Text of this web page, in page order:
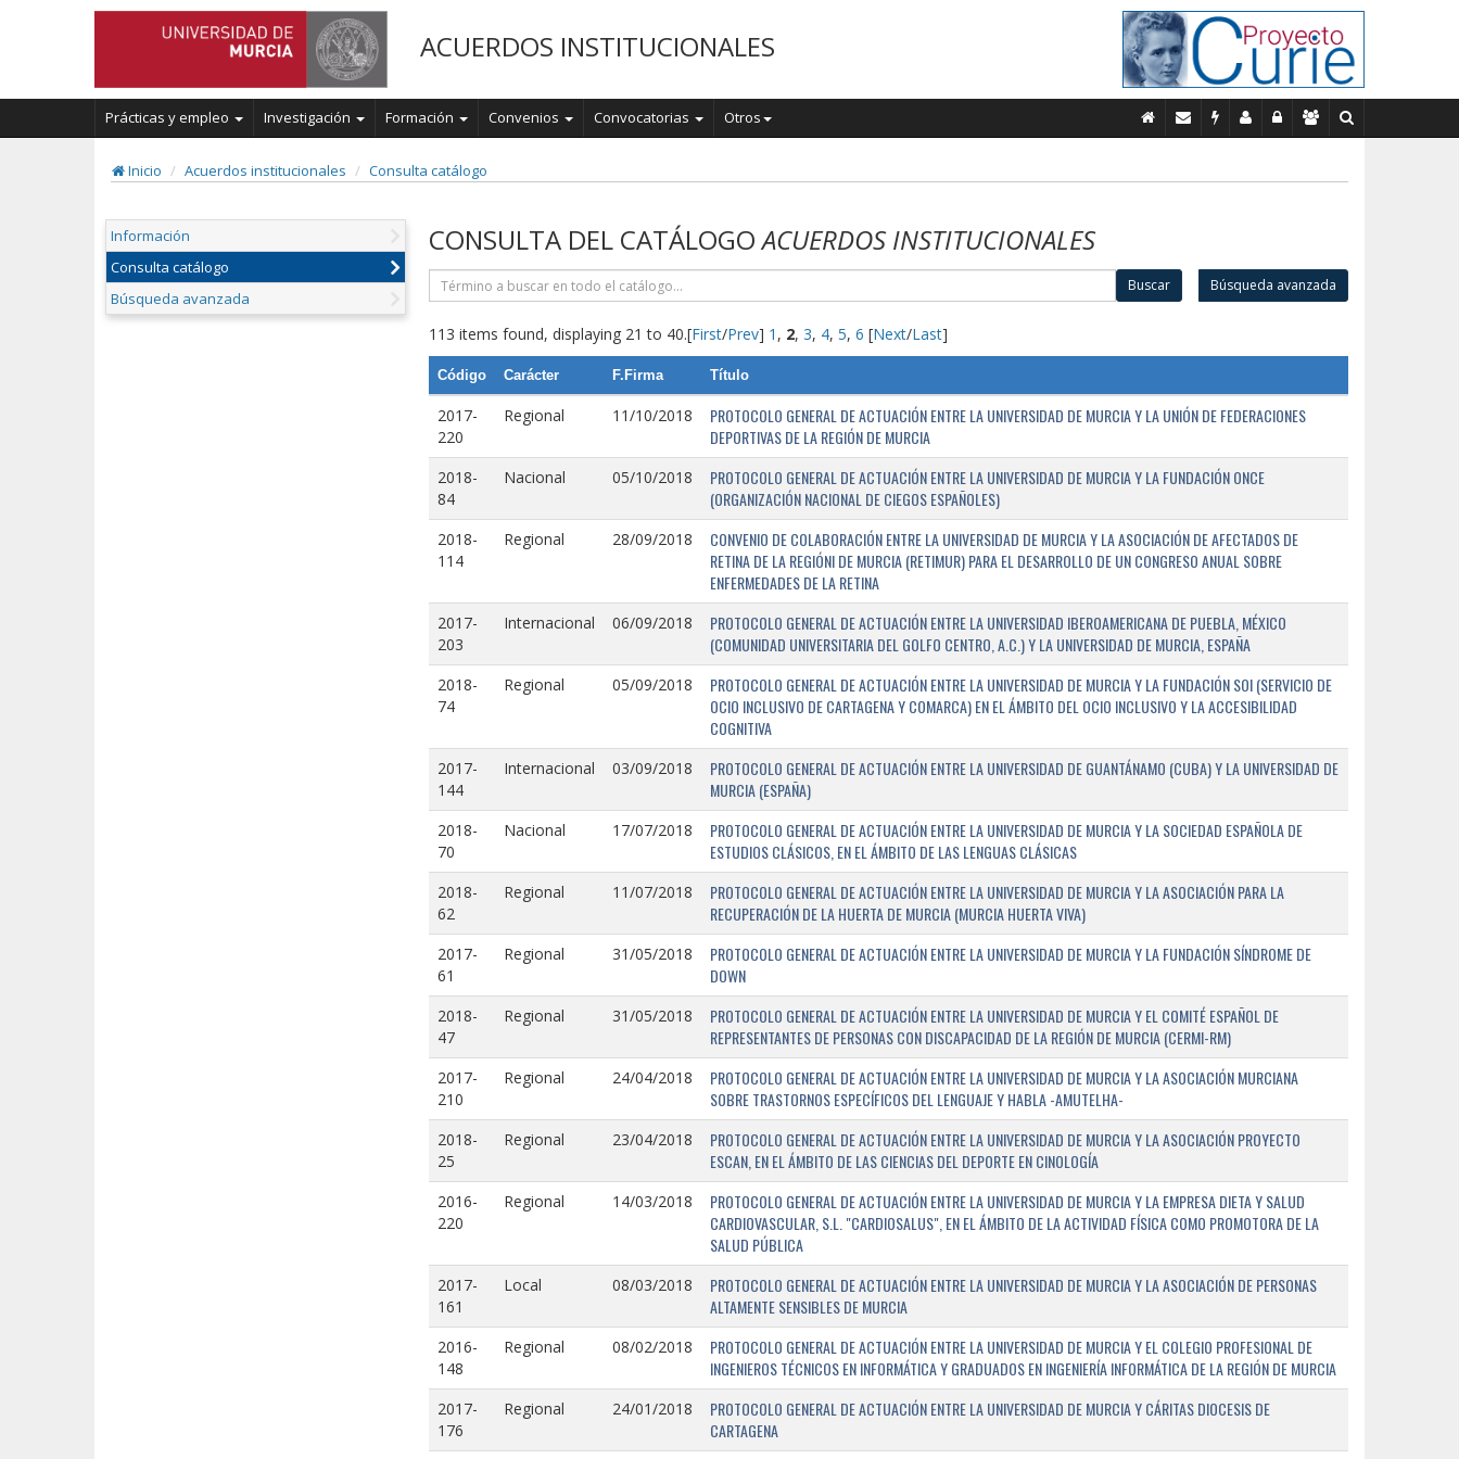
ACUERDOS INSTITUCIONALES
Prácticas y empleo Investigación Formación Convenios Convocatorias Otros
Inicio Acuerdos institucionales Consulta catálogo
Información
Consulta catálogo
Búsqueda avanzada
CONSULTA DEL CATÁLOGOACUERDOS INSTITUCIONALES
Buscar Búsqueda avanzada
113 items found, displaying 21 to 40.[First/Prev] 1 , 2, 3, 4, 5, 6 [Next/Last]
Código Carácter F.Firma Título
2017-
220
Regional 11/10/2018
PROTOCOLO GENERAL DE ACTUACIÓN ENTRE LA UNIVERSIDAD DE MURCIA Y LA UNIÓN DE FEDERACIONES
DEPORTIVAS DE LA REGIÓN DE MURCIA
2018-
84
Nacional 05/10/2018
PROTOCOLO GENERAL DE ACTUACIÓN ENTRE LA UNIVERSIDAD DE MURCIA Y LA FUNDACIÓN ONCE
(ORGANIZACIÓN NACIONAL DE CIEGOS ESPAÑOLES)
2018-
114
Regional 28/09/2018
CONVENIO DE COLABORACIÓN ENTRE LA UNIVERSIDAD DE MURCIA Y LA ASOCIACIÓN DE AFECTADOS DE
RETINA DE LA REGIÓNI DE MURCIA (RETIMUR) PARA EL DESARROLLO DE UN CONGRESO ANUAL SOBRE
ENFERMEDADES DE LA RETINA
2017-
203
Internacional 06/09/2018
PROTOCOLO GENERAL DE ACTUACIÓN ENTRE LA UNIVERSIDAD IBEROAMERICANA DE PUEBLA, MÉXICO
(COMUNIDAD UNIVERSITARIA DEL GOLFO CENTRO, A.C.) Y LA UNIVERSIDAD DE MURCIA, ESPAÑA
2018-
74
Regional 05/09/2018
PROTOCOLO GENERAL DE ACTUACIÓN ENTRE LA UNIVERSIDAD DE MURCIA Y LA FUNDACIÓN SOI (SERVICIO DE
OCIO INCLUSIVO DE CARTAGENA Y COMARCA) EN EL ÁMBITO DEL OCIO INCLUSIVO Y LA ACCESIBILIDAD
COGNITIVA
2017-
144
Internacional 03/09/2018
PROTOCOLO GENERAL DE ACTUACIÓN ENTRE LA UNIVERSIDAD DE GUANTÁNAMO (CUBA) Y LA UNIVERSIDAD DE
MURCIA (ESPAÑA)
2018-
70
Nacional 17/07/2018
PROTOCOLO GENERAL DE ACTUACIÓN ENTRE LA UNIVERSIDAD DE MURCIA Y LA SOCIEDAD ESPAÑOLA DE
ESTUDIOS CLÁSICOS, EN EL ÁMBITO DE LAS LENGUAS CLÁSICAS
2018-
62
Regional 11/07/2018
PROTOCOLO GENERAL DE ACTUACIÓN ENTRE LA UNIVERSIDAD DE MURCIA Y LA ASOCIACIÓN PARA LA
RECUPERACIÓN DE LA HUERTA DE MURCIA (MURCIA HUERTA VIVA)
2017-
61
Regional 31/05/2018
PROTOCOLO GENERAL DE ACTUACIÓN ENTRE LA UNIVERSIDAD DE MURCIA Y LA FUNDACIÓN SÍNDROME DE
DOWN
2018-
47
Regional 31/05/2018
PROTOCOLO GENERAL DE ACTUACIÓN ENTRE LA UNIVERSIDAD DE MURCIA Y EL COMITÉ ESPAÑOL DE
REPRESENTANTES DE PERSONAS CON DISCAPACIDAD DE LA REGIÓN DE MURCIA (CERMI-RM)
2017-
210
Regional 24/04/2018
PROTOCOLO GENERAL DE ACTUACIÓN ENTRE LA UNIVERSIDAD DE MURCIA Y LA ASOCIACIÓN MURCIANA
SOBRE TRASTORNOS ESPECÍFICOS DEL LENGUAJE Y HABLA -AMUTELHA-
2018-
25
Regional 23/04/2018
PROTOCOLO GENERAL DE ACTUACIÓN ENTRE LA UNIVERSIDAD DE MURCIA Y LA ASOCIACIÓN PROYECTO
ESCAN, EN EL ÁMBITO DE LAS CIENCIAS DEL DEPORTE EN CINOLOGÍA
2016-
220
Regional 14/03/2018
PROTOCOLO GENERAL DE ACTUACIÓN ENTRE LA UNIVERSIDAD DE MURCIA Y LA EMPRESA DIETA Y SALUD
CARDIOVASCULAR, S.L. "CARDIOSALUS", EN EL ÁMBITO DE LA ACTIVIDAD FÍSICA COMO PROMOTORA DE LA
SALUD PÚBLICA
2017-
161
Local 08/03/2018
PROTOCOLO GENERAL DE ACTUACIÓN ENTRE LA UNIVERSIDAD DE MURCIA Y LA ASOCIACIÓN DE PERSONAS
ALTAMENTE SENSIBLES DE MURCIA
2016-
148
Regional 08/02/2018
PROTOCOLO GENERAL DE ACTUACIÓN ENTRE LA UNIVERSIDAD DE MURCIA Y EL COLEGIO PROFESIONAL DE
INGENIEROS TÉCNICOS EN INFORMÁTICA Y GRADUADOS EN INGENIERÍA INFORMÁTICA DE LA REGIÓN DE MURCIA
2017-
176
Regional 24/01/2018
PROTOCOLO GENERAL DE ACTUACIÓN ENTRE LA UNIVERSIDAD DE MURCIA Y CÁRITAS DIOCESIS DE
CARTAGENA